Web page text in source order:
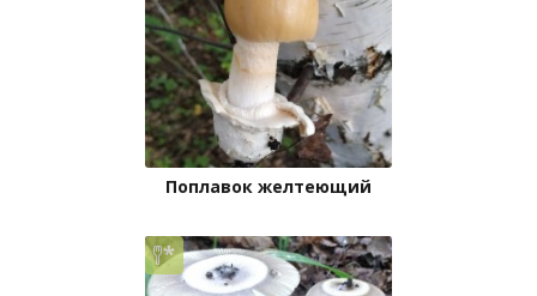
Поплавок желтеющий